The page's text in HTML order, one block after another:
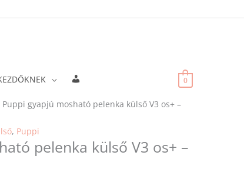
0
Puppi gyapjú mosható pelenka külső V3 os+ –
, Puppi
pelenka külső V3 os+ –